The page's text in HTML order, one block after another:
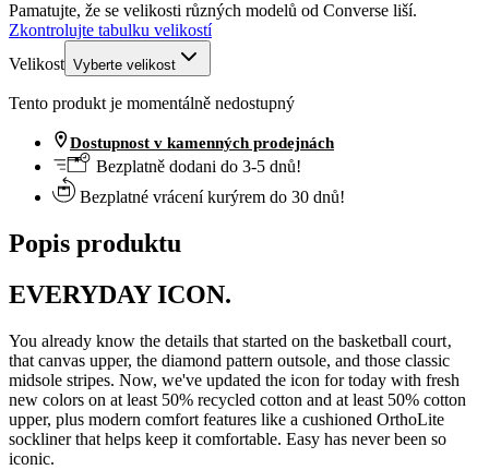
Pamatujte, že se velikosti různých modelů od Converse liší.
Zkontrolujte tabulku velikostí
Velikost Vyberte velikost
Tento produkt je momentálně nedostupný
Dostupnost v kamenných prodejnách
Bezplatně dodani do 3-5 dnů!
Bezplatné vrácení kurýrem do 30 dnů!
Popis produktu
EVERYDAY ICON.
You already know the details that started on the basketball court‚
that canvas upper, the diamond pattern outsole, and those classic
midsole stripes. Now, we've updated the icon for today with fresh
new colors on at least 50% recycled cotton and at least 50% cotton
upper, plus modern comfort features like a cushioned OrthoLite
sockliner that helps keep it comfortable. Easy has never been so
iconic.